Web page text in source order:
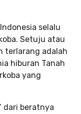
selalu
Setuju atau
terlarang adalah
hiburan Tanah
yang
dari beratnya